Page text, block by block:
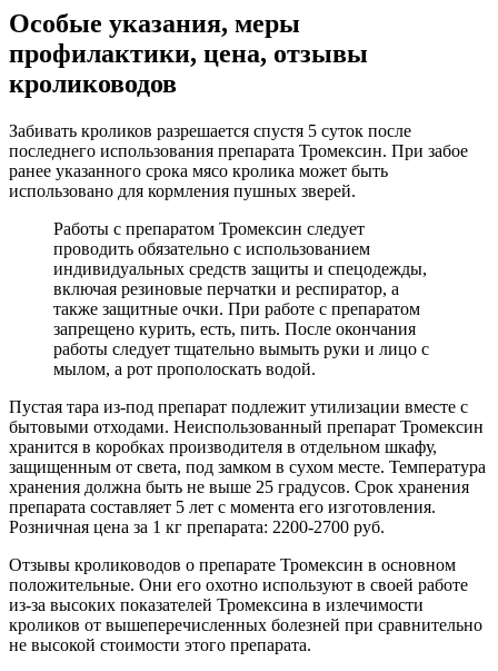
Особые указания, меры
профилактики, цена, отзывы
кролиководов
Забивать кроликов разрешается спустя 5 суток после
последнего использования препарата Тромексин. При забое
ранее указанного срока мясо кролика может быть
использовано для кормления пушных зверей.
Работы с препаратом Тромексин следует
проводить обязательно с использованием
индивидуальных средств защиты и спецодежды,
включая резиновые перчатки и респиратор, а
также защитные очки. При работе с препаратом
запрещено курить, есть, пить. После окончания
работы следует тщательно вымыть руки и лицо с
мылом, а рот прополоскать водой.
Пустая тара из-под препарат подлежит утилизации вместе с
бытовыми отходами. Неиспользованный препарат Тромексин
хранится в коробках производителя в отдельном шкафу,
защищенным от света, под замком в сухом месте. Температура
хранения должна быть не выше 25 градусов. Срок хранения
препарата составляет 5 лет с момента его изготовления.
Розничная цена за 1 кг препарата: 2200-2700 руб.
Отзывы кролиководов о препарате Тромексин в основном
положительные. Они его охотно используют в своей работе
из-за высоких показателей Тромексина в излечимости
кроликов от вышеперечисленных болезней при сравнительно
не высокой стоимости этого препарата.